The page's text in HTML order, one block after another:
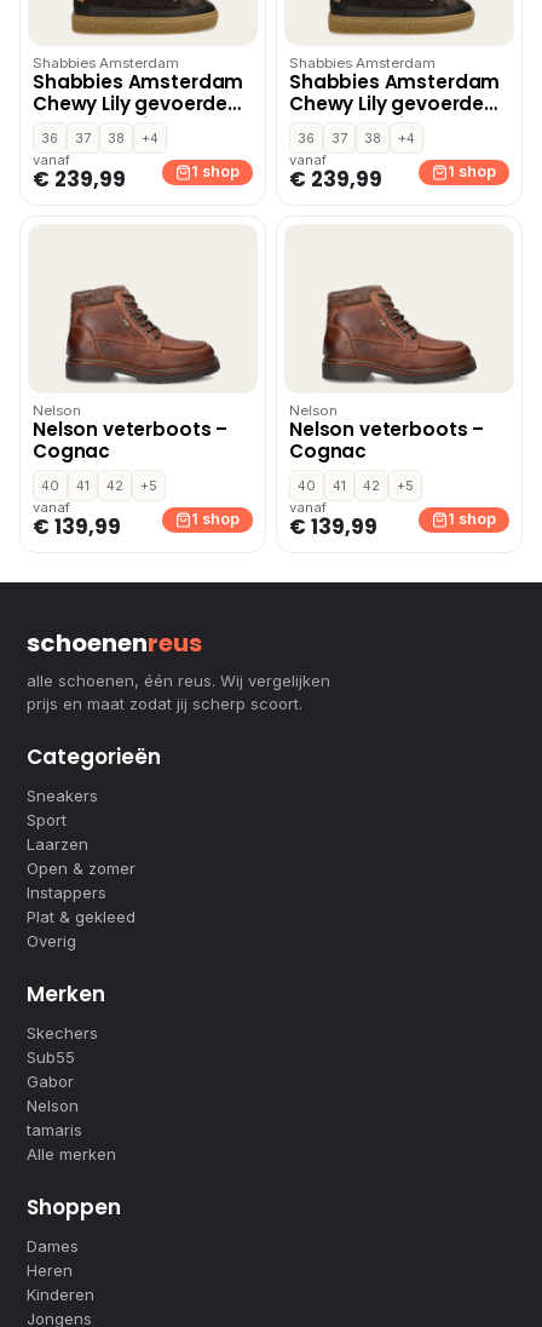
Shabbies Amsterdam
Shabbies Amsterdam
Chewy Lily gevoerde
boots – Bruin
36 37 38
+4
vanaf
€ 239,99 1 shop
Shabbies Amsterdam
Shabbies Amsterdam
Chewy Lily gevoerde
boots – Bruin
36 37 38
+4
vanaf
€ 239,99 1 shop
Nelson
Nelson veterboots –
Cognac
40 41 42
+5
vanaf
€ 139,99 1 shop
Nelson
Nelson veterboots –
Cognac
40 41 42
+5
vanaf
€ 139,99 1 shop
schoenenreus
alle schoenen, één reus. Wij vergelijken
prijs en maat zodat jij scherp scoort.
Categorieën
Sneakers
Sport
Laarzen
Open & zomer
Instappers
Plat & gekleed
Overig
Merken
Skechers
Sub55
Gabor
Nelson
tamaris
Alle merken
Shoppen
Dames
Heren
Kinderen
Jongens